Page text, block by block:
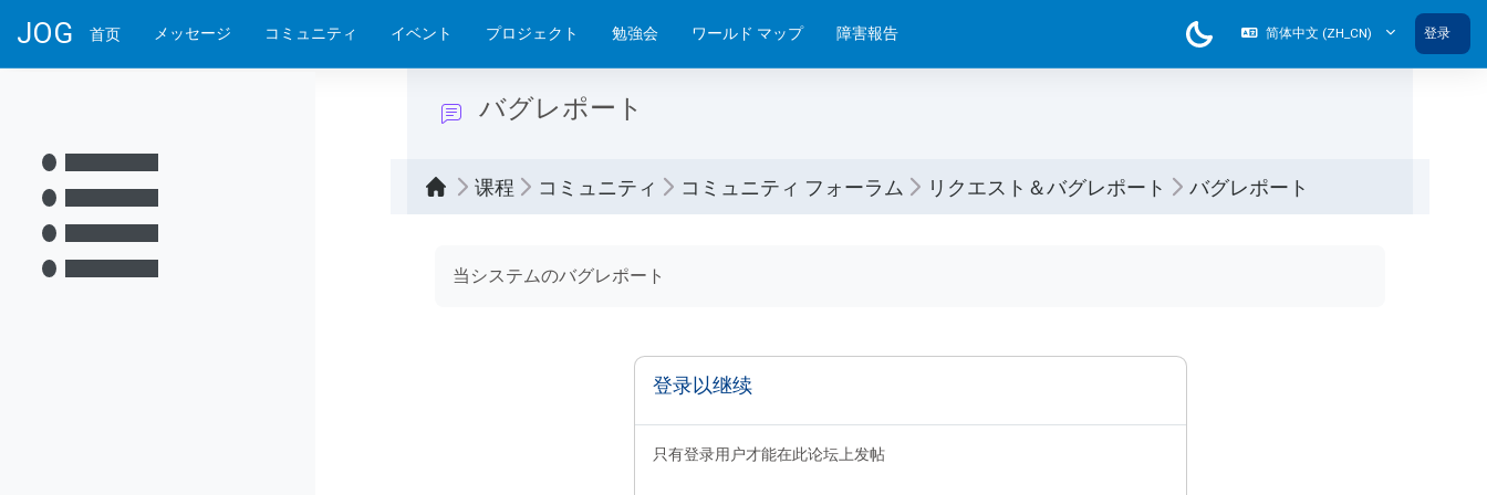
JOG 首页 メッセージ コミュニティ イベント プロジェクト 勉強会 ワールド マップ 障害報告 简体中文 ‎(ZH_CN)‎ 登录
バグレポート
课程 コミュニティ コミュニティ フォーラム リクエスト＆バグレポート バグレポート
当システムのバグレポート
登录以继续
只有登录用户才能在此论坛上发帖